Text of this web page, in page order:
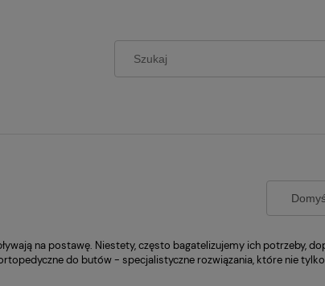
na postawę. Niestety, często bagatelizujemy ich potrzeby,
do butów - specjalistyczne rozwiązania, które nie